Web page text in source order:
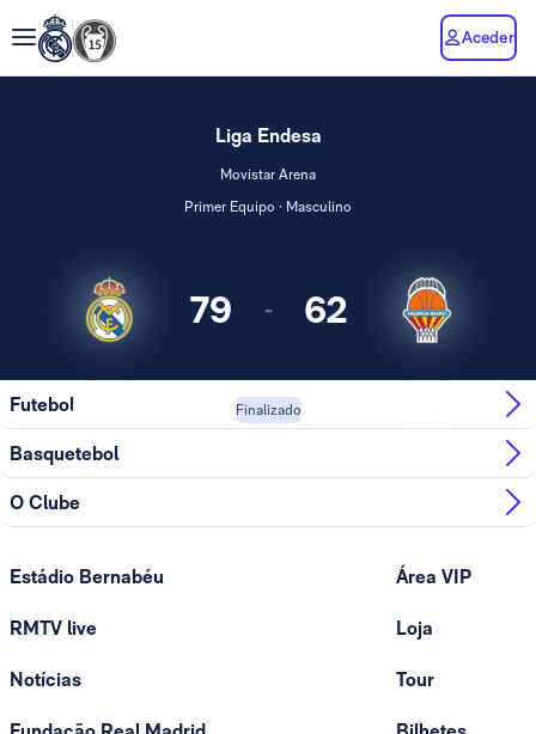
Aceder
Liga Endesa
Movistar Arena
Primer Equipo · Masculino
79 - 62
Real Madrid Finalizado
Futebol
Basquetebol
O Clube
Estádio Bernabéu
RMTV live
Notícias
Área VIP
Loja
Tour